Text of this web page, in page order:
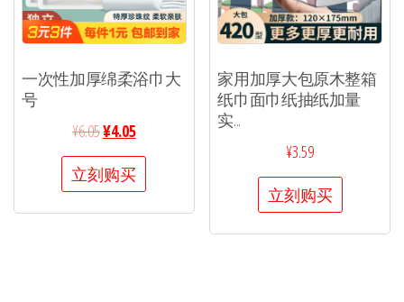
一次性加厚绵柔浴巾大
号
¥6.05¥4.05
立刻购买
家用加厚大包原木整箱
纸巾面巾纸抽纸加量
实...
¥3.59
立刻购买